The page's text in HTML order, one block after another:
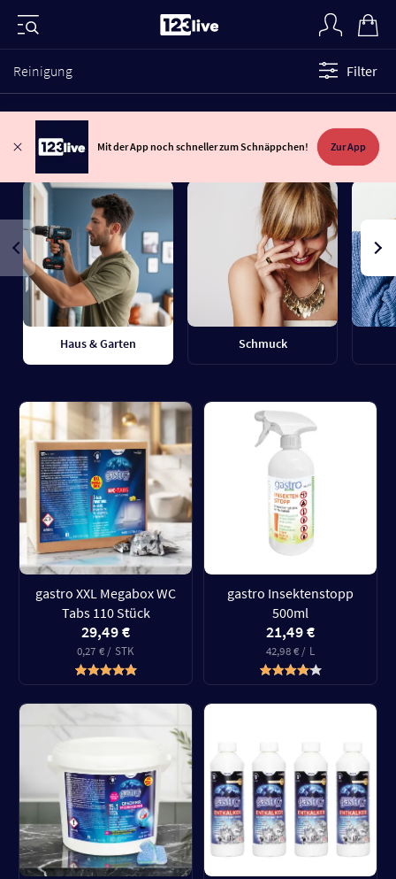
Reinigung Filter
Mit der App noch schneller zum Schnäppchen! Zur App
Haus & Garten Schmuck
gastro XXL Megabox WC
Tabs 110 Stück
29,49 €
0,27 € / STK
gastro Insektenstopp
500ml
21,49 €
42,98 € / L